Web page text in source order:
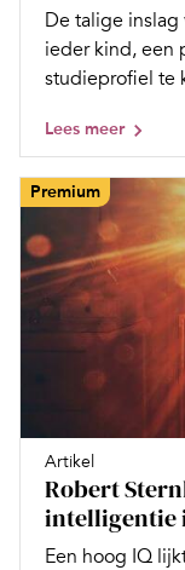
De talige inslag
ieder kind, een
studieprofiel te
Lees meer
Premium
Artikel
Robert
intelligentie
Een hoog IQ